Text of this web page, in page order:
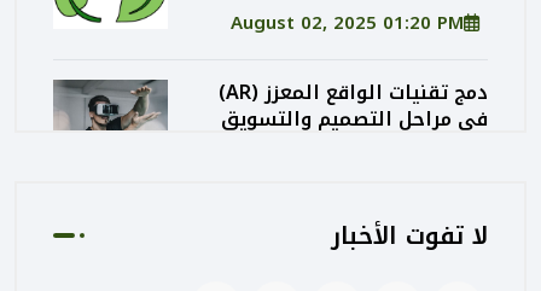
August 02, 2025 01:20 PM
دمج تقنيات الواقع المعزز (AR)
في مراحل التصميم والتسويق
كيف تساهم PEC في رفع جودةلا تفوت الأخبار